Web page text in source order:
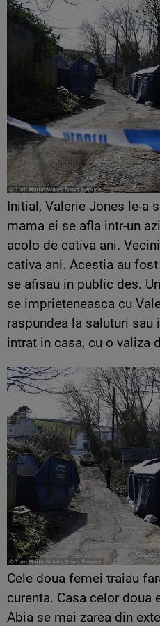
Initial, Valerie Jones le-a
mama ei se afla intr-un
acolo de cativa ani.
cativa ani. Acestia au
se afisau in public des.
se imprieteneasca cu
raspundea la saluturi sau
intrat in casa, cu o valiza
Cele doua femei traiau
curenta. Casa celor doua
Abia se mai zarea din